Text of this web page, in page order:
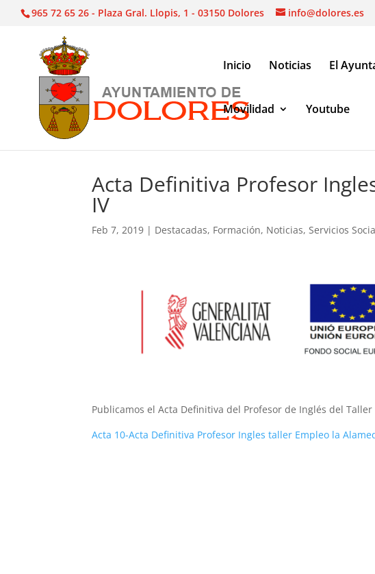
965 72 65 26 - Plaza Gral. Llopis, 1 - 03150 Dolores info@dolores.es
Inicio Noticias El
Movilidad Youtube
Acta Definitiva Profesor
IV
Feb 7, 2019 | Destacadas, Formación, Noticias,Servicios
Publicamos el Acta Definitiva del Profesor de Inglés del Taller
Acta 10-Acta Definitiva Profesor Ingles taller Empleo la